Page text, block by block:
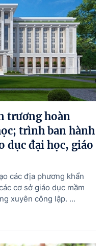
trương hoàn
trình ban hành
dục đại học, giáo
các địa phương khẩn
cơ sở giáo dục mầm
xuyên công lập. ...